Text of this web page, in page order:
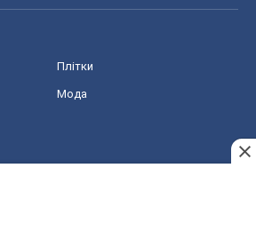
Плітки
Мода